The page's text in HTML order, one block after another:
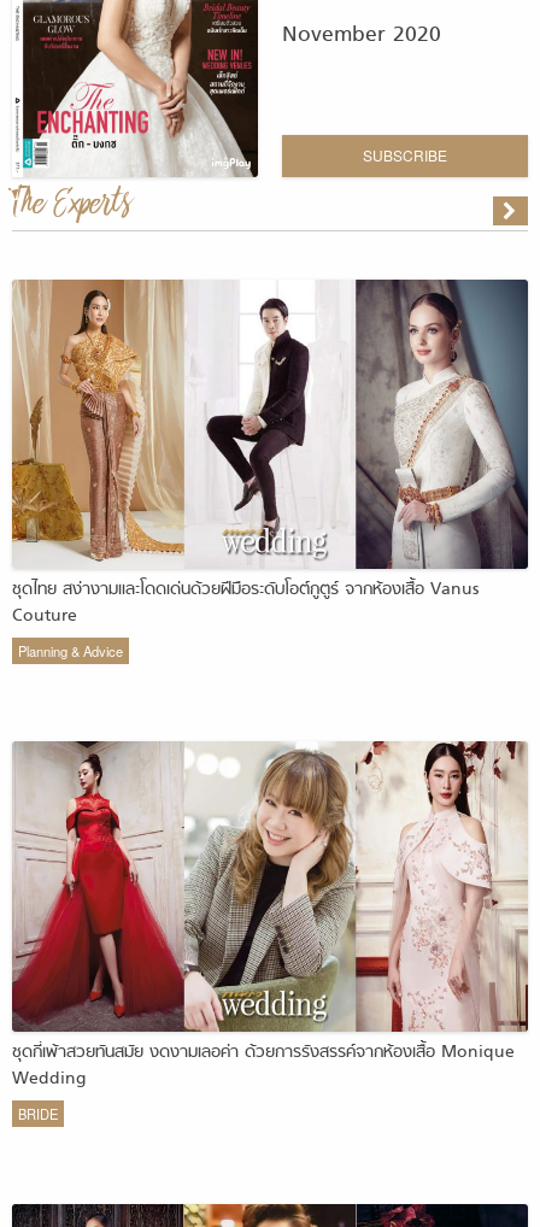
November 2020
SUBSCRIBE
The Experts
ชุดไทย สง่างามและโดดเด่นด้วยฝีมือระดับโอต์กูตูร์ จากห้องเสื้อ Vanus
Couture
Planning & Advice
ชุดกี่เพ้าสวยทันสมัย งดงามเลอค่า ด้วยการรังสรรค์จากห้องเสื้อ Monique
Wedding
BRIDE